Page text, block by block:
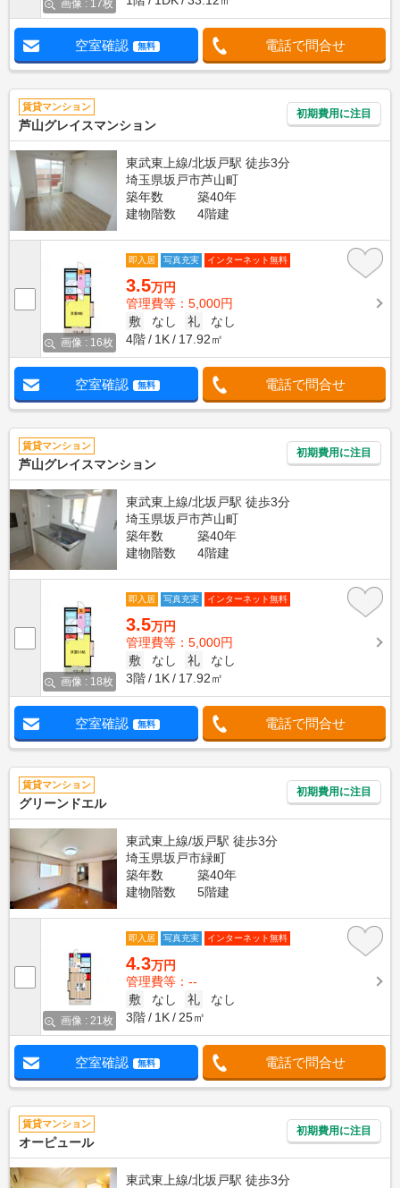
画像 : 17枚
空室確認 無料 電話で問合せ
賃貸マンション
芦山グレイスマンション
初期費用に注目
東武東上線/北坂戸駅 徒歩3分
埼玉県坂戸市芦山町
築年数
築40年
建物階数
4階建
画像 : 16枚
即入居 写真充実 インターネット無料
3.5万円
管理費等：5,000円
敷
なし 礼
なし
4階
1K 17.92㎡
空室確認 無料 電話で問合せ
賃貸マンション
芦山グレイスマンション
初期費用に注目
東武東上線/北坂戸駅 徒歩3分
埼玉県坂戸市芦山町
築年数
築40年
建物階数
4階建
画像 : 18枚
即入居 写真充実 インターネット無料
3.5万円
管理費等：5,000円
敷
なし 礼
なし
3階
1K 17.92㎡
空室確認 無料 電話で問合せ
賃貸マンション
グリーンドエル
初期費用に注目
東武東上線/坂戸駅 徒歩3分
埼玉県坂戸市緑町
築年数
築40年
建物階数
5階建
画像 : 21枚
即入居 写真充実 インターネット無料
4.3万円
管理費等：--
敷
なし 礼
なし
3階
1K 25㎡
空室確認 無料 電話で問合せ
賃貸マンション
オーピュール
初期費用に注目
東武東上線/北坂戸駅 徒歩3分